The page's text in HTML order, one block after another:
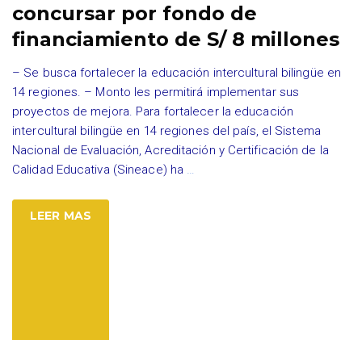
concursar por fondo de
financiamiento de S/ 8 millones
– Se busca fortalecer la educación intercultural bilingüe en
14 regiones. – Monto les permitirá implementar sus
proyectos de mejora. Para fortalecer la educación
intercultural bilingüe en 14 regiones del país, el Sistema
Nacional de Evaluación, Acreditación y Certificación de la
Calidad Educativa (Sineace) ha …
LEER MAS